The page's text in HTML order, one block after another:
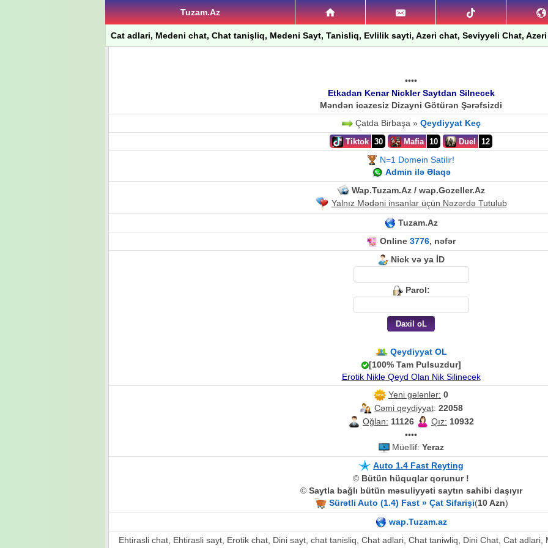
Tuzam.Az
Cat adlari, Medeni chat, Chat tanişliq, Medeni Sayt, Tanisliq, Evlilik sayti, Azeri chat, Seviyyeli Chat,
••••
Etkadan Kenar Nickler Saytdan Silnecek
Məndən icazesiz Dizayni Götürən Şərəfsizdi
Çatda Birbaşa » Qeydiyyat Keç
Tiktok 30 Mafia 10 Duel 12
N=1 Domein Satilir!
Admin ilə Əlaqə
Wap.Tuzam.Az / wap.Gozeller.Az
Yalnız Mədəni insanlar üçün Nəzərdə Tutulub
Tuzam.Az
Online 3776, nəfər
Nick və ya İD
Parol:
Qeydiyyat OL
[100% Tam Pulsuzdur]
Erotik Nikle Qeyd Olan Nik Silinecek
Yeni gələnlər: 0
Cəmi qeydiyyat: 22058
Oğlan: 11126 Qız: 10932
••••
Müellif: Yeraz
Auto 1.4 Fast Reyting
© Bütün hüquqlar qorunur !
© Saytla bağlı bütün məsuliyyəti saytın sahibi daşıyır
Sürətli Auto (1.4) Fast » Çat Sifarişi(10 Azn)
wap.Tuzam.az
Ehtirasli chat, Ehtirasli sayt, Erotik chat, Dini sayt, chat tanisliq, Chat adlari, Chat taniwliq, Dini Chat, Cat